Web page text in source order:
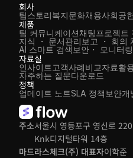
주소서울시 영등포구 영신로 220
Knk디지털타워 14층
마드라스체크(주) 대표자이학준
회사
팀스토리복지문화채용사회공헌
제품
팀 커뮤니케이션채팅 프로젝트
지식 ・ 문서관리 보고 ・ 회의
AI 스마트 검색 보안・ 모니터
자료실
인사이트 고객사례비교자료활
자주하는 질문다운로드
정책
업데이트 노트SLA 정책 보안개